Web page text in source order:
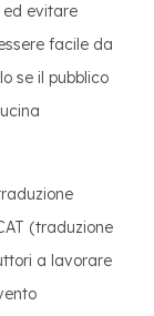
evitare
facile da
se il pubblico
(traduzione
a lavorare